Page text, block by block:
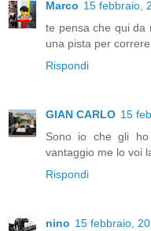
Marco 15 febbraio,
te pensa che qui da
una pista per
Rispondi
GIAN CARLO 15
Sono io che gli
vantaggio me lo voi
Rispondi
nino 15 febbraio,